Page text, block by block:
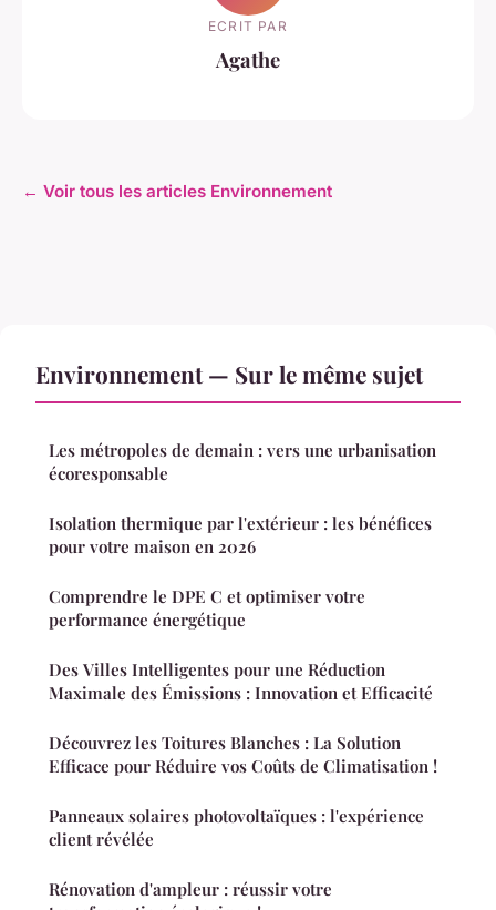
ECRIT PAR
Agathe
← Voir tous les articles Environnement
Environnement — Sur le même sujet
Les métropoles de demain : vers une urbanisation
écoresponsable
Isolation thermique par l'extérieur : les bénéfices
pour votre maison en 2026
Comprendre le DPE C et optimiser votre
performance énergétique
Des Villes Intelligentes pour une Réduction
Maximale des Émissions : Innovation et Efficacité
Découvrez les Toitures Blanches : La Solution
Efficace pour Réduire vos Coûts de Climatisation !
Panneaux solaires photovoltaïques : l'expérience
client révélée
Rénovation d'ampleur : réussir votre